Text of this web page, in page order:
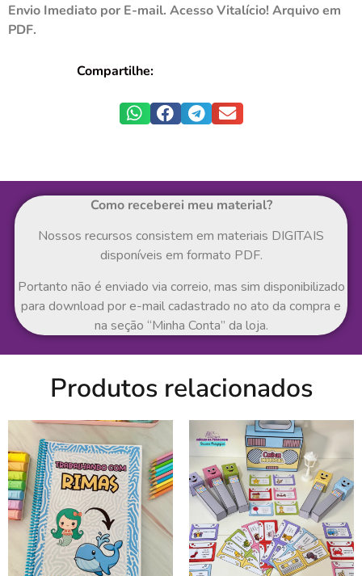
Envio Imediato por E-mail. Acesso Vitalício! Arquivo em
PDF.
Compartilhe:
Como receberei meu material?
Nossos recursos consistem em materiais DIGITAIS
disponíveis em formato PDF.
Portanto não é enviado via correio, mas sim disponibilizado
para download por e-mail cadastrado no ato da compra e
na seção “Minha Conta” da loja.
Produtos relacionados